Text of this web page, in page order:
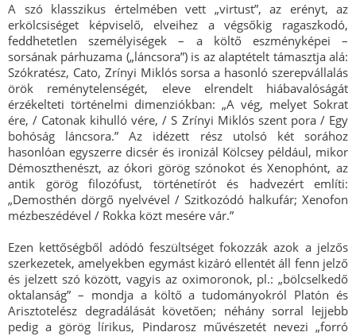
A szó klasszikus értelmében vett „virtust”, az erényt, az
erkölcsiséget képviselő, elveihez a végsőkig ragaszkodó,
feddhetetlen személyiségek – a költő eszményképei –
sorsának párhuzama („láncsora”) is az alaptételt támasztja alá:
Szókratész, Cato, Zrínyi Miklós sorsa a hasonló szerepvállalás
örök reménytelenségét, eleve elrendelt hiábavalóságát
érzékelteti történelmi dimenziókban: „A vég, melyet Sokrat
ére, / Catonak kihulló vére, / S Zrínyi Miklós szent pora / Egy
bohóság láncsora.” Az idézett rész utolsó két sorához
hasonlóan egyszerre dicsér és ironizál Kölcsey például, mikor
Démoszthenészt, az ókori görög szónokot és Xenophónt, az
antik görög filozófust, történetírót és hadvezért említi:
„Demosthén dörgő nyelvével / Szitkozódó halkufár; Xenofon
mézbeszédével / Rokka közt mesére vár.”
Ezen kettőségből adódó feszültséget fokozzák azok a jelzős
szerkezetek, amelyekben egymást kizáró ellentét áll fenn jelző
és jelzett szó között, vagyis az oximoronok, pl.: „bölcselkedő
oktalanság” – mondja a költő a tudományokról Platón és
Arisztotelész degradálását követően; néhány sorral lejjebb
pedig a görög lírikus, Pindarosz művészetét nevezi „forró